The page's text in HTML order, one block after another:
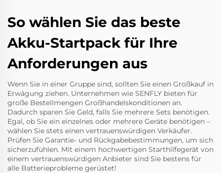
So wählen Sie das beste
Akku-Startpack für Ihre
Anforderungen aus
Wenn Sie in einer Gruppe sind, sollten Sie einen Großkauf in
Erwägung ziehen. Unternehmen wie SENFLY bieten für
große Bestellmengen Großhandelskonditionen an.
Dadurch sparen Sie Geld, falls Sie mehrere Sets benötigen.
Egal, ob Sie ein einzelnes oder mehrere Geräte benötigen –
wählen Sie stets einen vertrauenswürdigen Verkäufer.
Prüfen Sie Garantie- und Rückgabebestimmungen, um sich
sicherzufühlen. Mit einem hochwertigen Starthilfegerät von
einem vertrauenswürdigen Anbieter sind Sie bestens für
alle Batterieprobleme gerüstet!